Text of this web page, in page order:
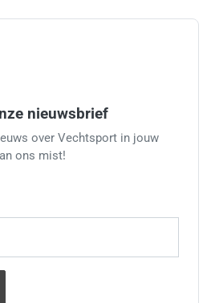
nieuwsbrief
over Vechtsport in jouw
ons mist!